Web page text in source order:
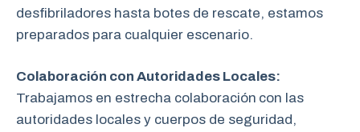
desfibriladores hasta botes de rescate, estamos
preparados para cualquier escenario.
Colaboración con Autoridades Locales:
Trabajamos en estrecha colaboración con las
autoridades locales y cuerpos de seguridad,